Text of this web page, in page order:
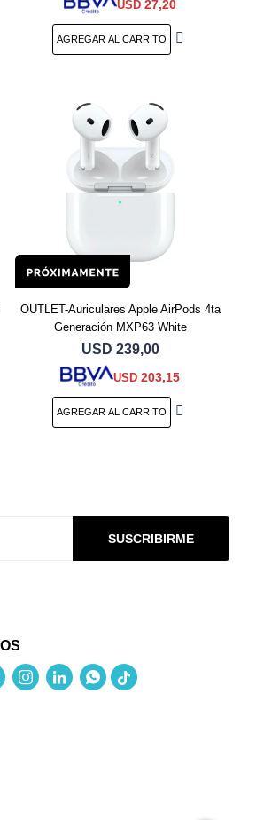
USD 27,20
OUTLET-Auriculares Apple AirPods 4ta
Generación MXP63 White
USD 239,00
USD 203,15
SUSCRIBIRME
  